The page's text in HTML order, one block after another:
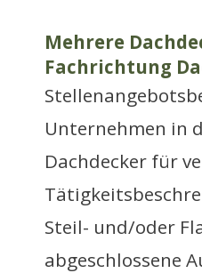
Mehrere
Fachrichtung
Unternehmen in
Dachdecker für
Steil- und/oder
abgeschlossene